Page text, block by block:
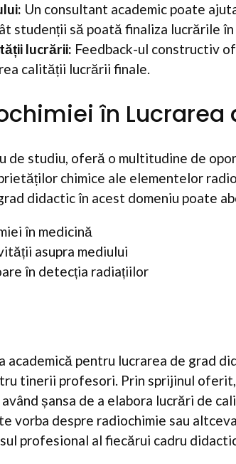
Un consultant academic poate
studenții să poată finaliza lucrările
lucrării: Feedback-ul constructiv
calității lucrării finale.
în Lucrarea
de studiu, oferă o multitudine de
chimice ale elementelor
didactic în acest domeniu poate
în medicină
asupra mediului
în detecția radiațiilor
academică pentru lucrarea de grad
tinerii profesori. Prin sprijinul
șansa de a elabora lucrări de
vorba despre radiochimie sau
profesional al fiecărui cadru